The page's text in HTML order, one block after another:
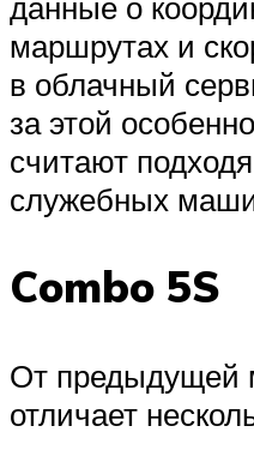
маршрутах и
в облачный
за этой
считают
служебных
Combo 5S
От предыдущей
отличает